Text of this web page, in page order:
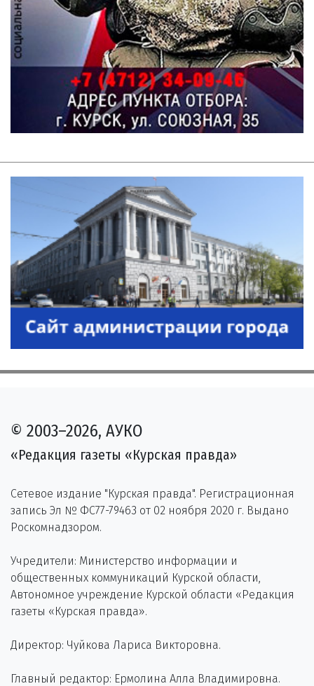
© 2003–2026, АУКО
«Редакция газеты «Курская правда»
Сетевое издание "Курская правда". Регистрационная
запись Эл № ФС77-79463 от 02 ноября 2020 г. Выдано
Роскомнадзором.
Учредители: Министерство информации и
общественных коммуникаций Курской области,
Автономное учреждение Курской области «Редакция
газеты «Курская правда».
Директор: Чуйкова Лариса Викторовна.
Главный редактор: Ермолина Алла Владимировна.